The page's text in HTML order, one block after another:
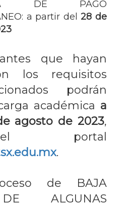
DE PAGO
a partir del28 de
que hayan
los requisitos
podrán
académica a
agosto de 2023,
portal
.
de BAJA
ALGUNAS